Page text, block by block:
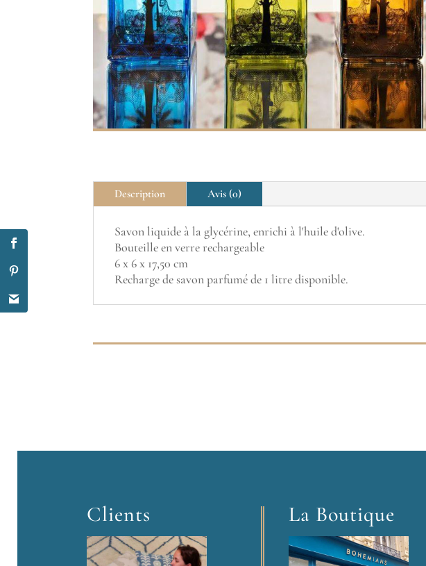
Description Avis (0)
Savon liquide à la glycérine, enrichi à l'huile d'olive.
Bouteille en verre rechargeable
6 x 6 x 17,50 cm
Recharge de savon parfumé de 1 litre disponible.
Clients La Boutique